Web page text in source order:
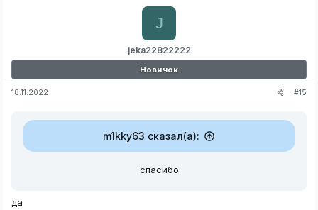
jeka22822222
J
Новичок
18.11.2022 #15
m1kky63 сказал(а):
спасибо
да